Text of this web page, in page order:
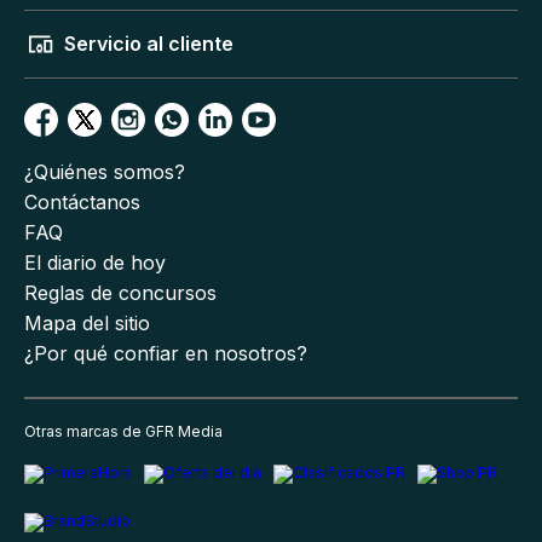
Servicio al cliente
¿Quiénes somos?
Contáctanos
FAQ
El diario de hoy
Reglas de concursos
Mapa del sitio
¿Por qué confiar en nosotros?
Otras marcas de GFR Media